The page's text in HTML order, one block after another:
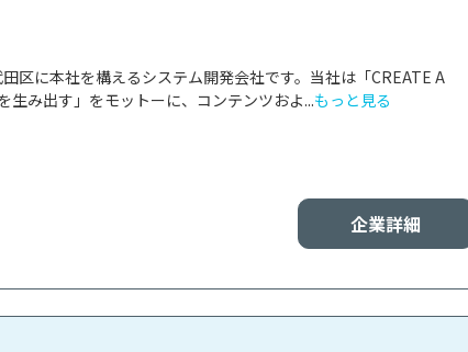
区に本社を構えるシステム開発会社です。当社は「CREATE A
生み出す」をモットーに、コンテンツおよ...もっと見る
企業詳細